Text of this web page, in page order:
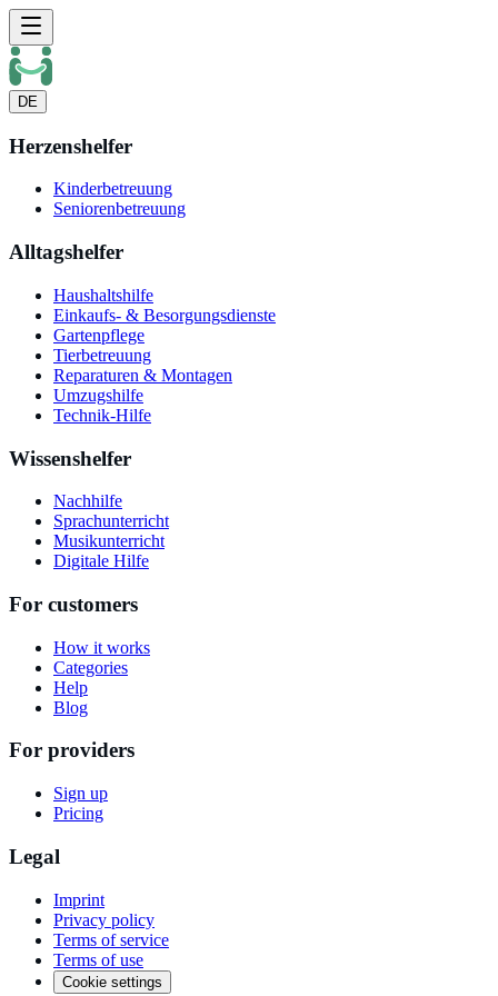
DE
Herzenshelfer
Kinderbetreuung
Seniorenbetreuung
Alltagshelfer
Haushaltshilfe
Einkaufs- & Besorgungsdienste
Gartenpflege
Tierbetreuung
Reparaturen & Montagen
Umzugshilfe
Technik-Hilfe
Wissenshelfer
Nachhilfe
Sprachunterricht
Musikunterricht
Digitale Hilfe
For customers
How it works
Categories
Help
Blog
For providers
Sign up
Pricing
Legal
Imprint
Privacy policy
Terms of service
Terms of use
Cookie settings